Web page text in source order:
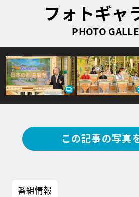
フォトギャ
PHOTO
この記事の写真
番組情報